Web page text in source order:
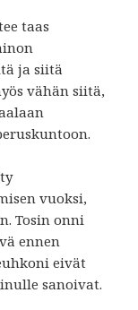
taas
ja siitä
vähän siitä,
vuoksi,
Tosin onni
ennen
eivät
sanoivat.